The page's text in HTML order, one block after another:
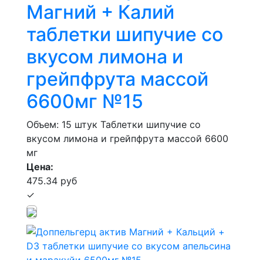
Магний + Калий
таблетки шипучие со
вкусом лимона и
грейпфрута массой
6600мг №15
Объем: 15 штук Таблетки шипучие со
вкусом лимона и грейпфрута массой 6600
мг
Цена:
475.34 руб
✓